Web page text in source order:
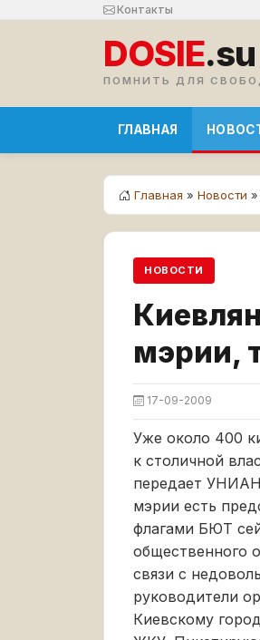
Контакты
DOSIE.su
ПОМНИТЬ ДЛЯ
ГЛАВНАЯ
Главная » Новости
НОВОСТИ
мэрии,
17-09-2009
Уже около 400
к столичной
передает
мэрии есть
флагами БЮТ
общественного
связи с
руководители
Киевскому